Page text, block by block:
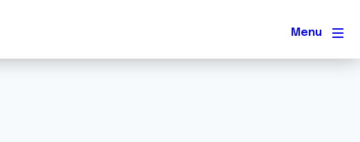
Menu